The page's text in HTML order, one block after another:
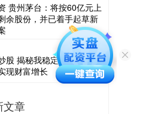
贵州茅台：将按60亿元上
余股份，并已着手起草新
股 揭秘我稳定盈利的炒股
现财富增长
文章